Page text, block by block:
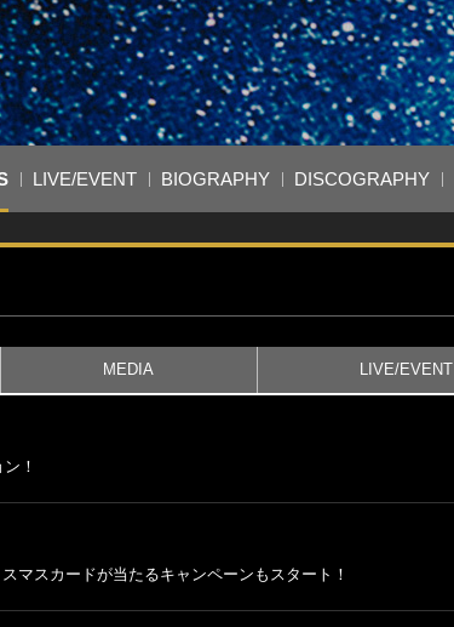
LIVE/EVENT BIOGRAPHY DISCOGRAPHY
MEDIA LIVE/EVENT
！
マスカードが当たるキャンペーンもスタート！